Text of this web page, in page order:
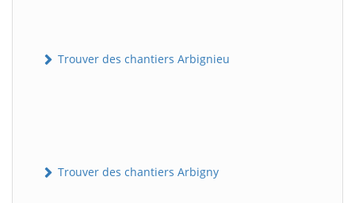
Trouver des chantiers Arbignieu
Trouver des chantiers Arbigny